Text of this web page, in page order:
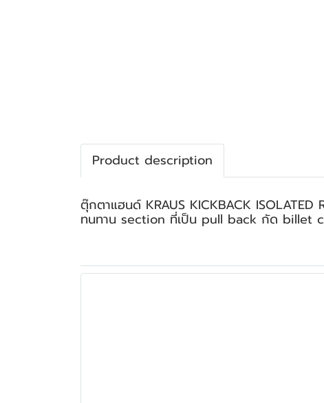
Product description
ตุ๊กตาแฮนด์ KRAUS KICKBACK
ทนทาน section ที่เป็น pull back กัด billet